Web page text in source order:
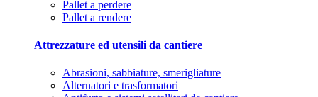
Pallet a perdere
Pallet a rendere
Attrezzature ed utensili da cantiere
Abrasioni, sabbiature, smerigliature
Alternatori e trasformatori